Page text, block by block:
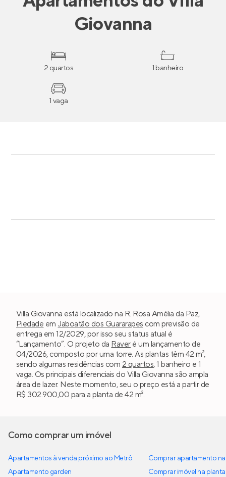
Giovanna
2 quartos 1 banheiro
1 vaga
Villa Giovanna está localizado na R. Rosa Amélia da Paz,
Piedade em Jaboatão dos Guararapes com previsão de
entrega em 12/2029, por isso seu status atual é
“Lançamento”. O projeto da Raveré um lançamento de
04/2026, composto por uma torre. As plantas têm 42 m²,
sendo algumas residências com 2 quartos, 1 banheiro e 1
vaga. Os principais diferenciais do Villa Giovanna são ampla
área de lazer. Neste momento, seu o preço está a partir de
R$ 302.900,00 para a planta de 42 m².
Como comprar um imóvel
Apartamentos à venda próximo ao Metrô
Apartamento garden
Comprar apartamento
Comprar imóvel na planta